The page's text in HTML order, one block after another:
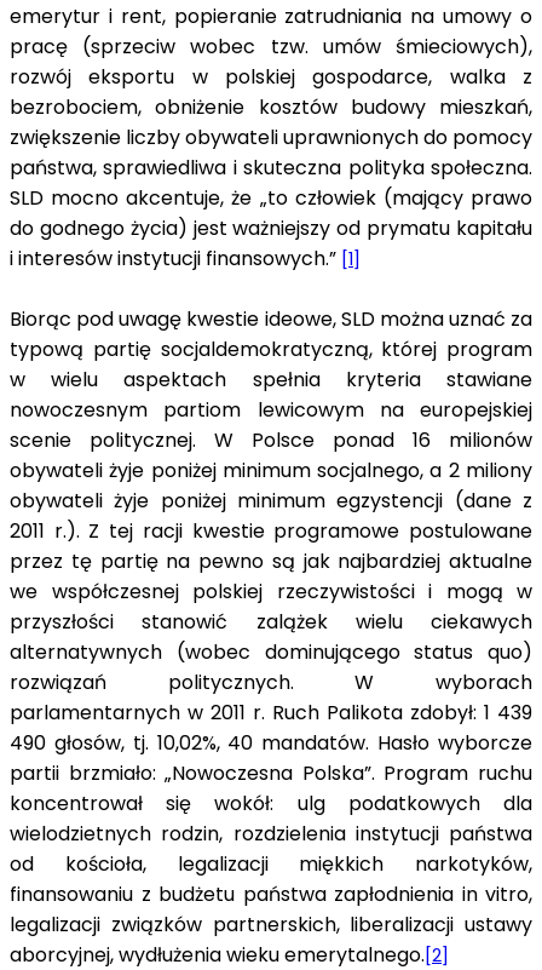
emerytur i rent, popieranie zatrudniania na umowy o
pracę (sprzeciw wobec tzw. umów śmieciowych),
rozwój eksportu w polskiej gospodarce, walka z
bezrobociem, obniżenie kosztów budowy mieszkań,
zwiększenie liczby obywateli uprawnionych do pomocy
państwa, sprawiedliwa i skuteczna polityka społeczna.
SLD mocno akcentuje, że „to człowiek (mający prawo
do godnego życia) jest ważniejszy od prymatu kapitału
i interesów instytucji finansowych.” [1]
Biorąc pod uwagę kwestie ideowe, SLD można uznać za
typową partię socjaldemokratyczną, której program
w wielu aspektach spełnia kryteria stawiane
nowoczesnym partiom lewicowym na europejskiej
scenie politycznej. W Polsce ponad 16 milionów
obywateli żyje poniżej minimum socjalnego, a 2 miliony
obywateli żyje poniżej minimum egzystencji (dane z
2011 r.). Z tej racji kwestie programowe postulowane
przez tę partię na pewno są jak najbardziej aktualne
we współczesnej polskiej rzeczywistości i mogą w
przyszłości stanowić zalążek wielu ciekawych
alternatywnych (wobec dominującego status quo)
rozwiązań politycznych. W wyborach
parlamentarnych w 2011 r. Ruch Palikota zdobył: 1 439
490 głosów, tj. 10,02%, 40 mandatów. Hasło wyborcze
partii brzmiało: „Nowoczesna Polska”. Program ruchu
koncentrował się wokół: ulg podatkowych dla
wielodzietnych rodzin, rozdzielenia instytucji państwa
od kościoła, legalizacji miękkich narkotyków,
finansowaniu z budżetu państwa zapłodnienia in vitro,
legalizacji związków partnerskich, liberalizacji ustawy
aborcyjnej, wydłużenia wieku emerytalnego. [2]